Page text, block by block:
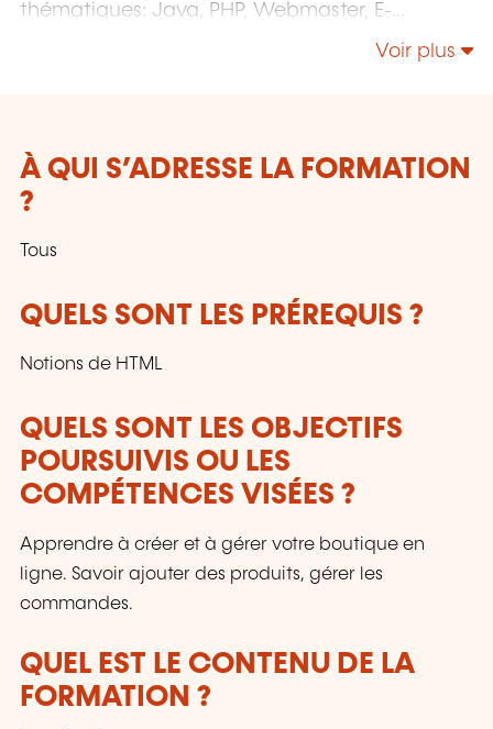
thématiques: Java, PHP, Webmaster, E-
Autocad, Photoshop, l'intelligence artificielle,
Voir plus
À QUI S’ADRESSE LA FORMATION
?
Tous
QUELS SONT LES PRÉREQUIS ?
Notions de HTML
QUELS SONT LES OBJECTIFS
POURSUIVIS OU LES
COMPÉTENCES VISÉES ?
Apprendre à créer et à gérer votre boutique en
ligne. Savoir ajouter des produits, gérer les
commandes.
QUEL EST LE CONTENU DE LA
FORMATION ?